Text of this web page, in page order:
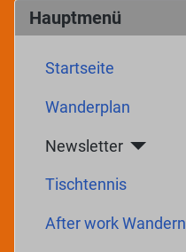
Hauptmenü
Startseite
Wanderplan
Newsletter
Tischtennis
After work Wandern